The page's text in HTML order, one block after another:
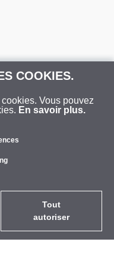
COOKIES.
Vous pouvez
En savoir plus.
Tout
autoriser